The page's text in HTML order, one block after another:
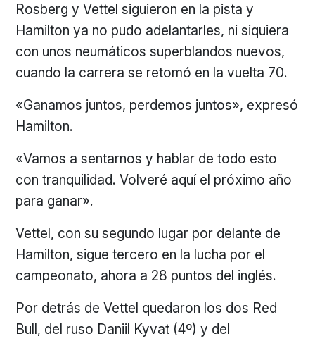
Rosberg y Vettel siguieron en la pista y
Hamilton ya no pudo adelantarles, ni siquiera
con unos neumáticos superblandos nuevos,
cuando la carrera se retomó en la vuelta 70.
«Ganamos juntos, perdemos juntos», expresó
Hamilton.
«Vamos a sentarnos y hablar de todo esto
con tranquilidad. Volveré aquí el próximo año
para ganar».
Vettel, con su segundo lugar por delante de
Hamilton, sigue tercero en la lucha por el
campeonato, ahora a 28 puntos del inglés.
Por detrás de Vettel quedaron los dos Red
Bull, del ruso Daniil Kyvat (4º) y del